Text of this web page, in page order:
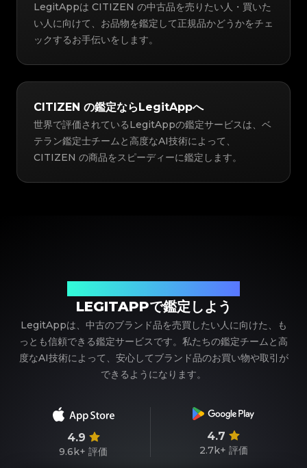
LegitAppは CITIZEN の中古品を売りたい人・買いた
い人に向けて、お品物を鑑定して正規品かどうかをチェ
ックするお手伝いをします。
CITIZEN の鑑定ならLegitAppへ
世界で評価されているLegitAppの鑑定サービスは、ベ
テラン鑑定士チームと高度なAI技術によって、
CITIZEN の商品をスピーディーに鑑定します。
LEGITAPPで鑑定しよう
LegitAppは、中古のブランド品を売買したい人に向けた、も
っとも信頼できる鑑定サービスです。私たちの鑑定チームと高
度なAI技術によって、安心してブランド品のお買い物や取引が
できるようになります。
4.9
9.6k+ 評価
4.7
2.7k+ 評価